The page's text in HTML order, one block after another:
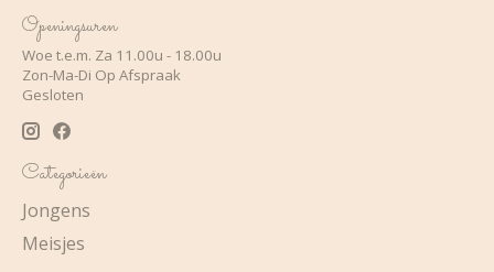
Openingsuren
Woe t.e.m. Za 11.00u - 18.00u
Zon-Ma-Di Op Afspraak
Gesloten
Categorieën
Jongens
Meisjes